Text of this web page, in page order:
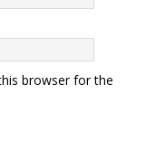
browser for the